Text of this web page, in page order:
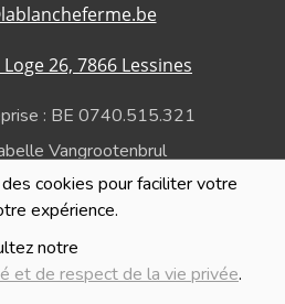
cookies pour faciliter votre
expérience.
notre
et de respect de la vie privée.
26, 7866 Lessines
: BE 0740.515.321
Vangrootenbrul
et de respect de la vie
privée